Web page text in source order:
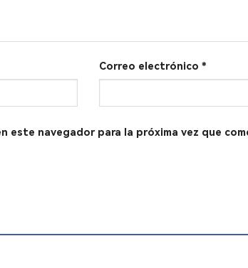
Correo electrónico *
este navegador para la próxima vez que